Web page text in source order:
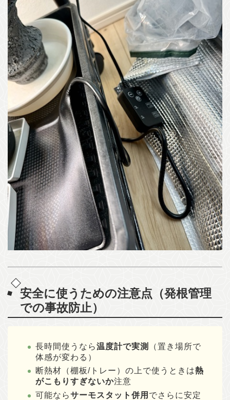
安全に使うための注意点（発根管理
での事故防止）
長時間使うなら温度計で実測
（置き場所で
体感が変わる）
断熱材（棚板/トレー）の上で使うときは熱
がこもりすぎないか注意
可能ならサーモスタット併用 でさらに安定